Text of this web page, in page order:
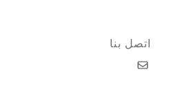
اتصل بنا